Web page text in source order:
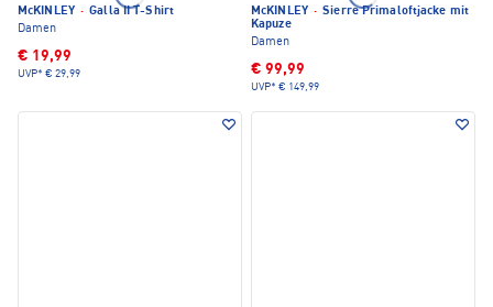
McKINLEY · Galla II T-Shirt
Damen
€ 19,99
UVP* € 29,99
McKINLEY · Sierre Primaloftjacke mit
Kapuze
Damen
€ 99,99
UVP* € 149,99